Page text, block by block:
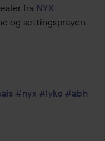
fra NYX
og settingsprayen
#nyx #lyko #abh